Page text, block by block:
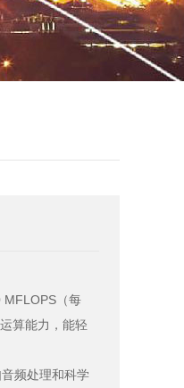
MFLOPS（每
算能力，能轻
频处理和科学